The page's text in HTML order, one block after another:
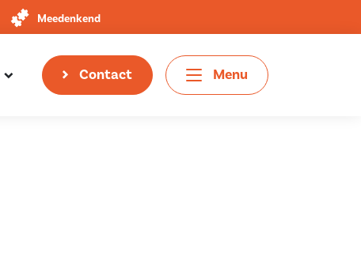
Meedenkend
Contact Menu